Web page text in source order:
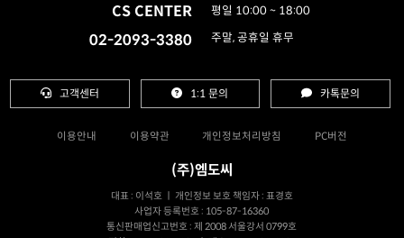
CS CENTER
02-2093-3380
평일 10:00 ~ 18:00
주말, 공휴일 휴무
고객센터 1:1 문의 카톡문의
이용안내 이용약관 개인정보처리방침 PC버전
(주)엠도씨
대표 : 이석호 ㅣ 개인정보 보호 책임자 : 표경호
사업자 등록번호 : 105-87-16360
통신판매업신고번호 : 제 2008 서울강서 0799호